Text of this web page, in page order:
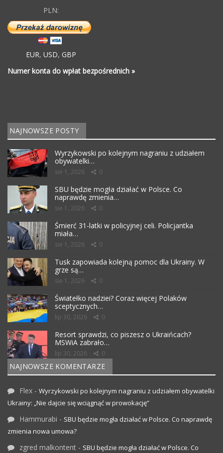
PLN:
EUR, USD, GBP
Numer konta do wpłat bezpośrednich »
NAJNOWSZE POSTY
Wyrzykowski po kolejnym nagraniu z udziałem
obywatelki…
sie 1, 2026 0
SBU będzie mogła działać w Polsce. Co
naprawdę zmienia…
sie 1, 2026 0
Śmierć 31-latki w policyjnej celi. Policjantka
miała…
sie 1, 2026 0
Tusk zapowiada kolejną pomoc dla Ukrainy. W
grze są…
sie 1, 2026 0
Światełko nadziei? Coraz więcej Polaków
sceptycznych…
lip 30, 2026 0
Resort sprawdzi, co piszesz o Ukraińcach?
MSWiA zabrało…
lip 30, 2026 0
NAJNOWSZE KOMENTARZE
Flex - Wyrzykowski po kolejnym nagraniu z udziałem obywatelki
Ukrainy: „Nie dajcie się wciągnąć w prowokację”
Hammurabi - SBU będzie mogła działać w Polsce. Co naprawdę
zmienia nowa umowa?
zgred malkontent - SBU będzie mogła działać w Polsce. Co